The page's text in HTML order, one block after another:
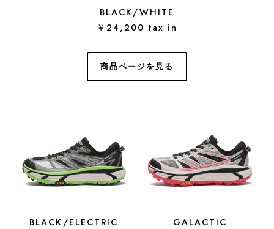
BLACK/WHITE
￥24,200 tax in
商品ページを見る
BLACK/ELECTRIC
GALACTIC